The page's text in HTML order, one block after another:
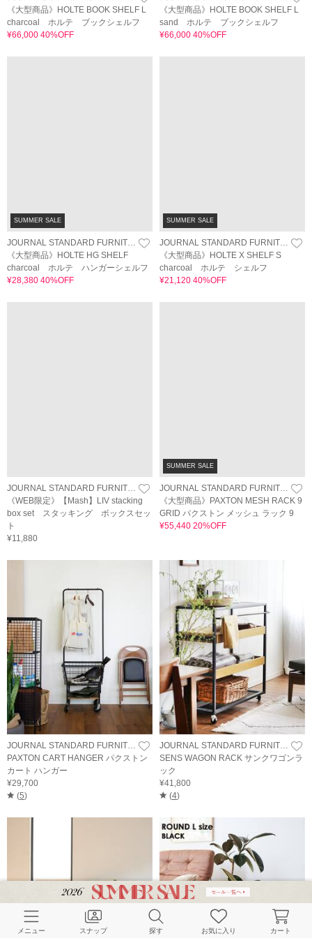
《大型商品》HOLTE BOOK SHELF L
charcoal ホルテ ブックシェルフ
¥66,000 40%OFF
《大型商品》HOLTE BOOK SHELF L
sand ホルテ ブックシェルフ
¥66,000 40%OFF
SUMMER SALE
《大型商品》HOLTE HG SHELF
charcoal ホルテ ハンガーシェルフ
¥28,380 40%OFF
SUMMER SALE
《大型商品》HOLTE X SHELF S
charcoal ホルテ シェルフ
¥21,120 40%OFF
《WEB限定》【Mash】LIV stacking
box set スタッキング ボックスセッ
ト
¥11,880
SUMMER SALE
《大型商品》PAXTON MESH RACK 9
GRID パクストン メッシュ ラック 9
¥55,440 20%OFF
PAXTON CART HANGER パクストン
カート ハンガー
¥29,700
(5)
SENS WAGON RACK サンクワゴンラ
ック
¥41,800
(4)
メニュー スナップ 探す お気に入り カート